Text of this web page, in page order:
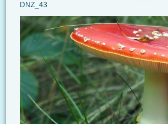
DNZ_43